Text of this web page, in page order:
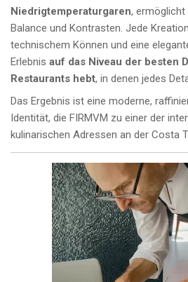
Niedrigtemperaturgaren, ermöglicht
Balance und Kontrasten. Jede
technischem Können und eine
Erlebnis auf das Niveau der besten
Restaurants hebt, in denen jedes
Das Ergebnis ist eine moderne,
Identität, die FIRMVM zu einer der
kulinarischen Adressen an der Costa